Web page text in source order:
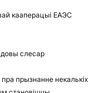
кааперацыі ЕАЭС
слесар
прызнанне некалькіх